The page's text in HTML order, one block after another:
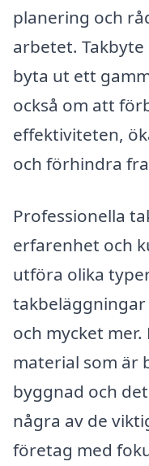
planering och
arbetet.
byta ut ett
också om att
effektiviteten,
och förhindra
Professionella
erfarenhet och
utföra olika
och mycket
material som är
byggnad och
några av de
företag med